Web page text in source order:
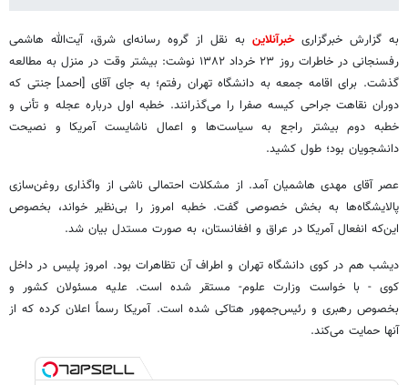
به گزارش خبرگزاریخبرآنلاین به نقل از گروه رسانه‌ای شرق، آیت‌الله هاشمی
رفسنجانی در خاطرات روز ۲۳ خرداد ۱۳۸۲ نوشت: بیشتر وقت در منزل به مطالعه
گذشت. برای اقامه جمعه به دانشگاه تهران رفتم؛ به جای آقای [احمد] جنتی‌ که
دوران نقاهت جراحی‌ کیسه صفرا را می‌گذرانند. خطبه اول درباره عجله و تأنی و
خطبه دوم بیشتر راجع به سیاست‌ها و اعمال ناشایست آمریکا و نصیحت
دانشجویان بود؛ طول کشید.
عصر آقای مهدی هاشمیان آمد. از مشکلات احتمالی ناشی از واگذاری روغن‌سازی
پالایشگاه‌ها به بخش خصوصی گفت. خطبه امروز را بی‌نظیر خواند، بخصوص
این‌که انفعال آمریکا در عراق و افغانستان، به صورت مستدل بیان شد.
دیشب‌ هم در کوی دانشگاه‌ تهران و اطراف‌ آن تظاهرات بود. امروز پلیس در داخل‌
کوی - با خواست وزارت علوم- مستقر شده است. علیه مسئولان‌ کشور و
بخصوص رهبری و رئیس‌جمهور هتاکی شده است. آمریکا رسماً اعلان‌ کرده که از
آنها حمایت می‌کند.